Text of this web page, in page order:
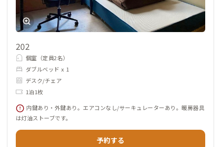
202
個室（定員2名）
ダブルベッド x 1
デスク/チェア
1泊1枚
内鍵あり・外鍵あり。エアコンなし/サーキュレーターあり。暖房器具
は灯油ストーブです。
予約する